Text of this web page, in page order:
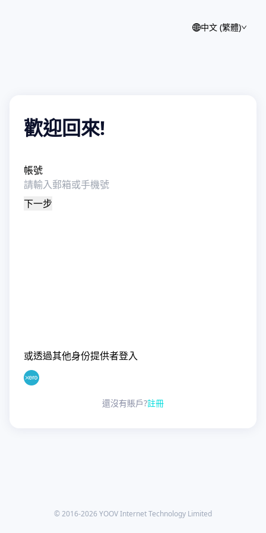
中文 (繁體)
歡迎回來!
帳號
下一步
或透過其他身份提供者登入
還沒有賬戶?註冊
© 2016-2026 YOOV Internet Technology Limited